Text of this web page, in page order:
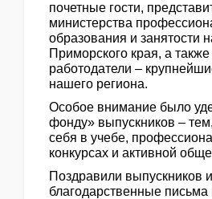
почетные гости,
министерства
образования и занятости
Приморского края, а
работодатели –
нашего региона.
Особое внимание было
фонду» выпускников –
себя в учебе,
конкурсах и активной
Поздравили выпускников
благодарственные письма